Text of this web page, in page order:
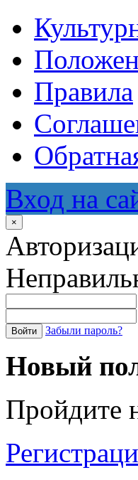
Правила
Вход на
×
Войти Забыли пароль?
Новый
Пройдите